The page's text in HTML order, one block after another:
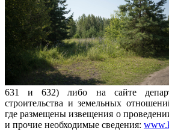
631 и 632) либо на сайте
строительства и земельных
где размещены извещения о
и прочие необходимые сведения: